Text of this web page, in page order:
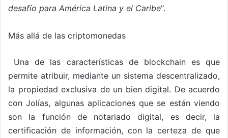
desafío para América Latina y el Caribe".
Más allá de las criptomonedas
Una de las características de blockchain es que
permite atribuir, mediante un sistema descentralizado,
la propiedad exclusiva de un bien digital. De acuerdo
con Jolías, algunas aplicaciones que se están viendo
son la función de notariado digital, es decir, la
certificación de información, con la certeza de que